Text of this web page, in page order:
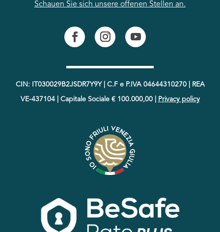
Schauen Sie sich unsere offenen Stellen an.
CIN: IT030029B2JSDR7Y9Y | C.F e P.IVA 04644310270 | REA
VE-437104 | Capitale Sociale € 100.000,00| Privacy policy